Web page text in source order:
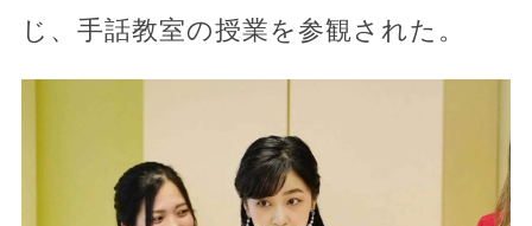
じ、手話教室の授業を参観された。